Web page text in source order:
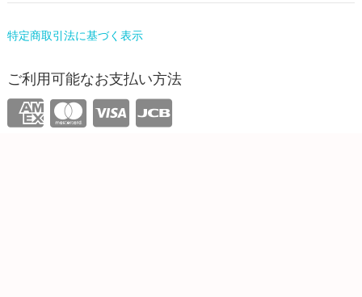
特定商取引法に基づく表示
ご利用可能なお支払い方法